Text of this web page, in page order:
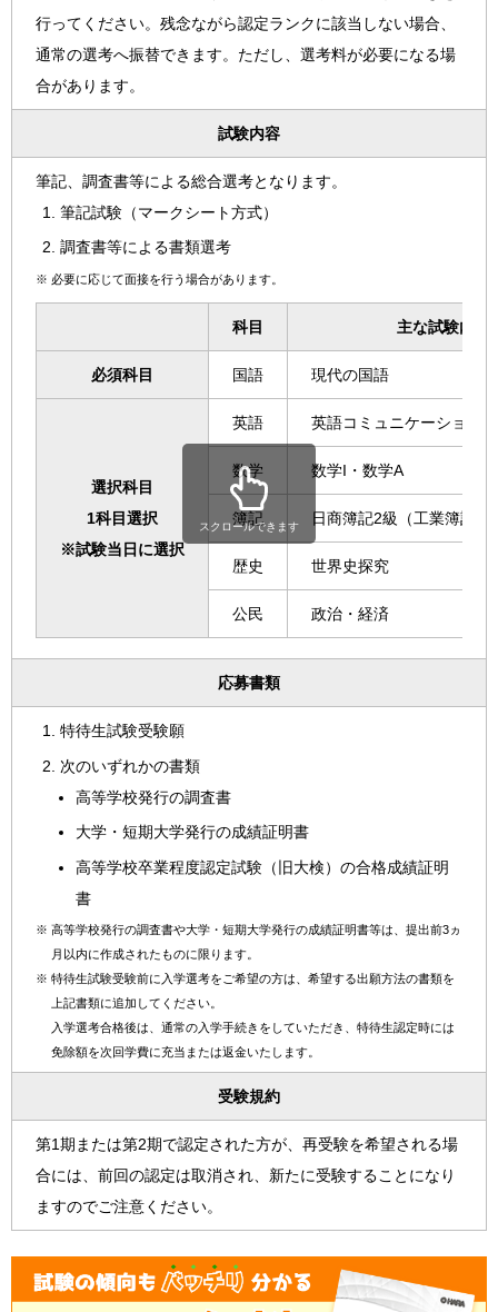
行ってください。残念ながら認定ランクに該当しない場合、
通常の選考へ振替できます。ただし、選考料が必要になる場
合があります。
試験内容
筆記、調査書等による総合選考となります。
筆記試験（マークシート方式）
調査書等による書類選考
※ 必要に応じて面接を行う場合があります。
科目 主な試験内容
必須科目 国語 現代の国語
選択科目
1科目選択
※試験当日に選択
英語 英語コミュニケーション
数学 数学I・数学A
簿記 日商簿記2級（工業簿記を
歴史 世界史探究
公民 政治・経済
スクロールできます
応募書類
特待生試験受験願
次のいずれかの書類
高等学校発行の調査書
大学・短期大学発行の成績証明書
高等学校卒業程度認定試験（旧大検）の合格成績証明
書
※ 高等学校発行の調査書や大学・短期大学発行の成績証明書等は、提出前3ヵ
月以内に作成されたものに限ります。
※ 特待生試験受験前に入学選考をご希望の方は、希望する出願方法の書類を
上記書類に追加してください。
入学選考合格後は、通常の入学手続きをしていただき、特待生認定時には
免除額を次回学費に充当または返金いたします。
受験規約
第1期または第2期で認定された方が、再受験を希望される場
合には、前回の認定は取消され、新たに受験することになり
ますのでご注意ください。